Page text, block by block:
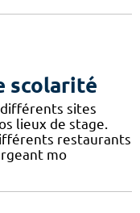
scolarité
sites
lieux de stage.
restaurants
mo